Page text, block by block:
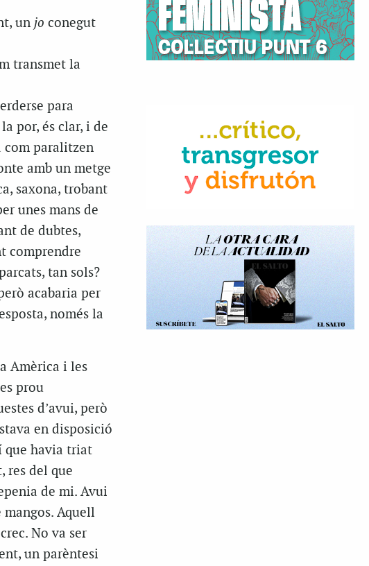
un jo conegut
transmet la
para
por, és clar, i de
com paralitzen
amb un metge
saxona, trobant
unes mans de
de dubtes,
comprendre
tan sols?
acabaria per
només la
Amèrica i les
prou
d’avui, però
en disposició
que havia triat
res del que
de mi. Avui
Aquell
No va ser
un parèntesi